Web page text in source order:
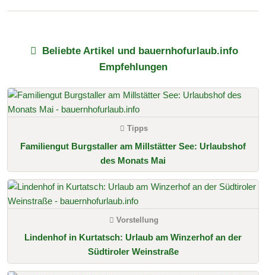
Beliebte Artikel und bauernhofurlaub.info
Empfehlungen
Tipps
Familiengut Burgstaller am Millstätter See: Urlaubshof
des Monats Mai
Vorstellung
Lindenhof in Kurtatsch: Urlaub am Winzerhof an der
Südtiroler Weinstraße